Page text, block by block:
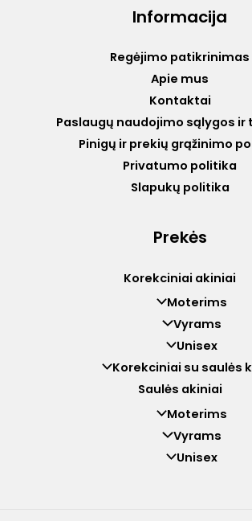
Informacija
Regėjimo patikrinimas
Apie mus
Kontaktai
Paslaugų naudojimo sąlygos ir
Pinigų ir prekių grąžinimo
Privatumo politika
Slapukų politika
Prekės
Korekciniai akiniai
Moterims
Vyrams
Unisex
Korekciniai su saulės
Saulės akiniai
Moterims
Vyrams
Unisex